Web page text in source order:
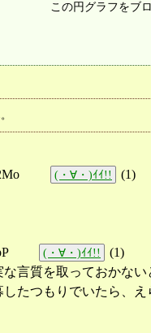
この円グラフをブ
(・∀・)ｲｲ!! (1)
(・∀・)ｲｲ!! (1)
言質を取っておかな
たつもりでいたら、